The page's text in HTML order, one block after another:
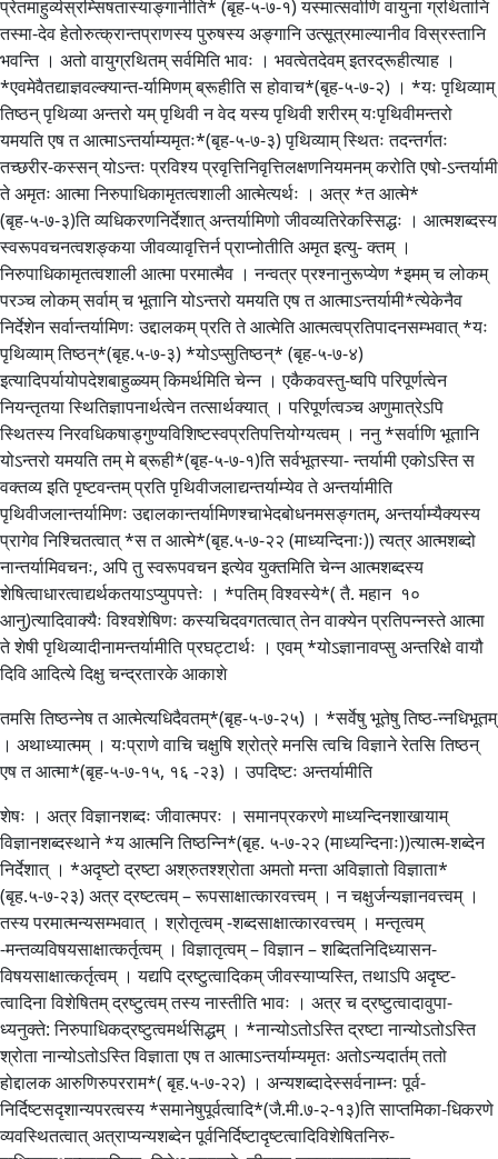
प्रेतमाहुर्व्यस्रम्सिषतास्याङ्गानीति* (बृह-५-७-१) यस्मात्सर्वाणि वायुना ग्रथितानि
तस्मा-देव हेतोरुत्क्रान्तप्राणस्य पुरुषस्य अङ्गानि उत्सूत्रमाल्यानीव विस्रस्तानि
भवन्ति । अतो वायुग्रथितम् सर्वमिति भावः । भवत्वेतदेवम् इतरद्रूहीत्याह ।
*एवमेवैतद्याज्ञवल्क्यान्त-र्यामिणम् ब्रूहीति स होवाच*(बृह-५-७-२) । *यः पृथिव्याम्
तिष्ठन् पृथिव्या अन्तरो यम् पृथिवी न वेद यस्य पृथिवी शरीरम् यःपृथिवीमन्तरो
यमयति एष त आत्माऽन्तर्याम्यमृतः*(बृह-५-७-३) पृथिव्याम् स्थितः तदन्तर्गतः
तच्छरीर-कस्सन् योऽन्तः प्रविश्य प्रवृत्तिनिवृत्तिलक्षणनियमनम् करोति एषो-ऽन्तर्यामी
ते अमृतः आत्मा निरुपाधिकामृतत्वशाली आत्मेत्यर्थः । अत्र *त आत्मे*
(बृह-५-७-३)ति व्यधिकरणनिर्देशात् अन्तर्यामिणो जीवव्यतिरेकस्सिद्धः । आत्मशब्दस्य
स्वरूपवचनत्वशङ्कया जीवव्यावृत्तिर्न प्राप्नोतीति अमृत इत्यु- क्तम् ।
निरुपाधिकामृतत्वशाली आत्मा परमात्मैव । नन्वत्र प्रश्नानुरूप्येण *इमम् च लोकम्
परञ्च लोकम् सर्वाम् च भूतानि योऽन्तरो यमयति एष त आत्माऽन्तर्यामी*त्येकेनैव
निर्देशेन सर्वान्तर्यामिणः उद्दालकम् प्रति ते आत्मेति आत्मत्वप्रतिपादनसम्भवात् *यः
पृथिव्याम् तिष्ठन्*(बृह.५-७-३) *योऽप्सुतिष्ठन्* (बृह-५-७-४)
इत्यादिपर्यायोपदेशबाहुळ्यम् किमर्थमिति चेन्न । एकैकवस्तु-ष्वपि परिपूर्णत्वेन
नियन्तृतया स्थितिज्ञापनार्थत्वेन तत्सार्थक्यात् । परिपूर्णत्वञ्च अणुमात्रेऽपि
स्थितस्य निरवधिकषाड्गुण्यविशिष्टस्वप्रतिपत्तियोग्यत्वम् । ननु *सर्वाणि भूतानि
योऽन्तरो यमयति तम् मे ब्रूही*(बृह-५-७-१)ति सर्वभूतस्या- न्तर्यामी एकोऽस्ति स
वक्तव्य इति पृष्टवन्तम् प्रति पृथिवीजलाद्यन्तर्याम्येव ते अन्तर्यामीति
पृथिवीजलान्तर्यामिणः उद्दालकान्तर्यामिणश्चाभेदबोधनमसङ्गतम्, अन्तर्याम्यैक्यस्य
प्रागेव निश्चितत्वात् *स त आत्मे*(बृह.५-७-२२ (माध्यन्दिनाः)) त्यत्र आत्मशब्दो
नान्तर्यामिवचनः, अपि तु स्वरूपवचन इत्येव युक्तमिति चेन्न आत्मशब्दस्य
शेषित्वाधारत्वाद्यर्थकतयाऽप्युपपत्तेः । *पतिम् विश्वस्ये*( तै. महान १०
आनु)त्यादिवाक्यैः विश्वशेषिणः कस्यचिदवगतत्वात् तेन वाक्येन प्रतिपन्नस्ते आत्मा
ते शेषी पृथिव्यादीनामन्तर्यामीति प्रघट्टार्थः । एवम् *योऽज्ञानावप्सु अन्तरिक्षे वायौ
दिवि आदित्ये दिक्षु चन्द्रतारके आकाशे
तमसि तिष्ठन्नेष त आत्मेत्यधिदैवतम्*(बृह-५-७-२५) । *सर्वेषु भूतेषु तिष्ठ-न्नधिभूतम्
। अथाध्यात्मम् । यःप्राणे वाचि चक्षुषि श्रोत्रे मनसि त्वचि विज्ञाने रेतसि तिष्ठन्
एष त आत्मा*(बृह-५-७-१५, १६ -२३) । उपदिष्टः अन्तर्यामीति
शेषः । अत्र विज्ञानशब्दः जीवात्मपरः । समानप्रकरणे माध्यन्दिनशाखायाम्
विज्ञानशब्दस्थाने *य आत्मनि तिष्ठन्नि*(बृह. ५-७-२२ (माध्यन्दिनाः))त्यात्म-शब्देन
निर्देशात् । *अदृष्टो द्रष्टा अश्रुतश्श्रोता अमतो मन्ता अविज्ञातो विज्ञाता*
(बृह.५-७-२३) अत्र द्रष्टत्वम् – रूपसाक्षात्कारवत्त्वम् । न चक्षुर्जन्यज्ञानवत्त्वम् ।
तस्य परमात्मन्यसम्भवात् । श्रोतृत्वम् -शब्दसाक्षात्कारवत्त्वम् । मन्तृत्वम्
-मन्तव्यविषयसाक्षात्कर्तृत्वम् । विज्ञातृत्वम् – विज्ञान – शब्दितनिदिध्यासन-
विषयसाक्षात्कर्तृत्वम् । यद्यपि द्रष्टुत्वादिकम् जीवस्याप्यस्ति, तथाऽपि अदृष्ट-
त्वादिना विशेषितम् द्रष्टुत्वम् तस्य नास्तीति भावः । अत्र च द्रष्टुत्वादावुपा-
ध्यनुक्ते: निरुपाधिकद्रष्टुत्वमर्थसिद्धम् । *नान्योऽतोऽस्ति द्रष्टा नान्योऽतोऽस्ति
श्रोता नान्योऽतोऽस्ति विज्ञाता एष त आत्माऽन्तर्याम्यमृतः अतोऽन्यदार्तम् ततो
होद्दालक आरुणिरुपरराम*( बृह.५-७-२२) । अन्यशब्दादेस्सर्वनाम्नः पूर्व-
निर्दिष्टसदृशान्यपरत्वस्य *समानेषुपूर्वत्वादि*(जै.मी.७-२-१३)ति साप्तमिका-धिकरणे
व्यवस्थितत्वात् अत्राप्यन्यशब्देन पूर्वनिर्दिष्टादृष्टत्वादिविशेषितनिरु-